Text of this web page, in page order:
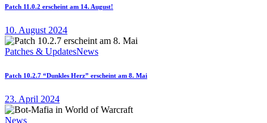
Patch 11.0.2 erscheint am 14. August!
10. August 2024
Patches & UpdatesNews
Patch 10.2.7 “Dunkles Herz” erscheint am 8. Mai
23. April 2024
News